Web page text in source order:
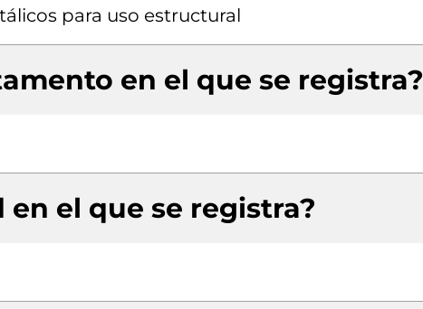
para uso estructural
en el que se registra?
en el que se registra?